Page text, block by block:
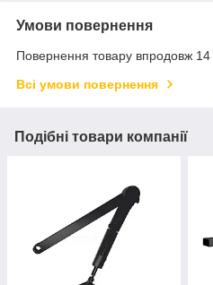
Умови повернення
Повернення товару впродовж 14
Всі умови повернення
Подібні товари компанії